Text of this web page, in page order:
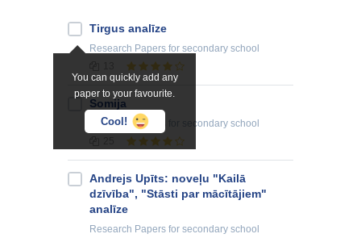
You can quickly add any
paper to your favourite.
Cool!
Tirgus analīze
Research Papers for secondary school
Somija
Research Papers
for secondary school
Andrejs Upīts: noveļu "Kailā
dzīvība", "Stāsti par mācītājiem"
analīze
Research Papers for secondary school